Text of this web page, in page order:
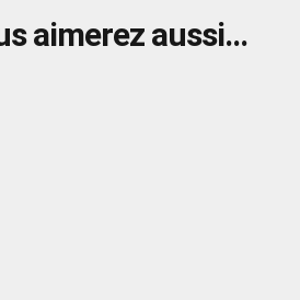
aimerez aussi…